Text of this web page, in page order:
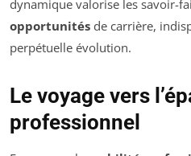
dynamique valorise les savoir-
opportunités de carrière,
perpétuelle évolution.
Le voyage vers
professionnel